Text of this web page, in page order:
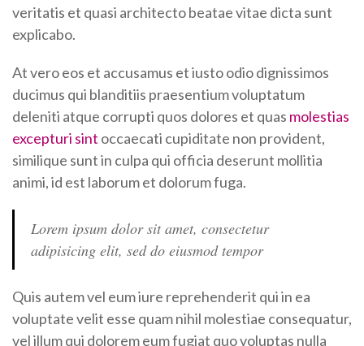
veritatis et quasi architecto beatae vitae dicta sunt
explicabo.
At vero eos et accusamus et iusto odio dignissimos
ducimus qui blanditiis praesentium voluptatum
deleniti atque corrupti quos dolores et quas molestias
excepturi sint occaecati cupiditate non provident,
similique sunt in culpa qui officia deserunt mollitia
animi, id est laborum et dolorum fuga.
Lorem ipsum dolor sit amet, consectetur
adipisicing elit, sed do eiusmod tempor
Quis autem vel eum iure reprehenderit qui in ea
voluptate velit esse quam nihil molestiae consequatur,
vel illum qui dolorem eum fugiat quo voluptas nulla